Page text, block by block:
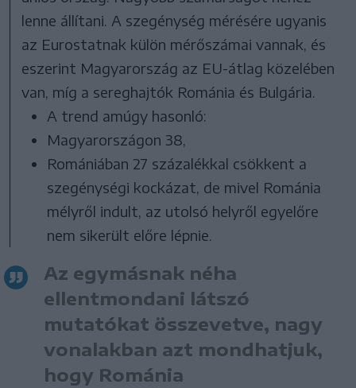
lenne állítani. A szegénység mérésére ugyanis
az Eurostatnak külön mérőszámai vannak, és
eszerint Magyarország az EU-átlag közelében
van, míg a sereghajtók Románia és Bulgária.
A trend amúgy hasonló:
Magyarországon 38,
Romániában 27 százalékkal csökkent a
szegénységi kockázat, de mivel Románia
mélyről indult, az utolsó helyről egyelőre
nem sikerült előre lépnie.
Az egymásnak néha
ellentmondani látszó
mutatókat összevetve, nagy
vonalakban azt mondhatjuk,
hogy Románia